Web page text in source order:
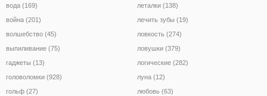
вода (169)
война (201)
волшебство (45)
выпиливание (75)
гаджеты (13)
головоломки (928)
гольф (27)
леталки (138)
лечить зубы (19)
ловкость (274)
ловушки (379)
логические (282)
луна (12)
любовь (63)